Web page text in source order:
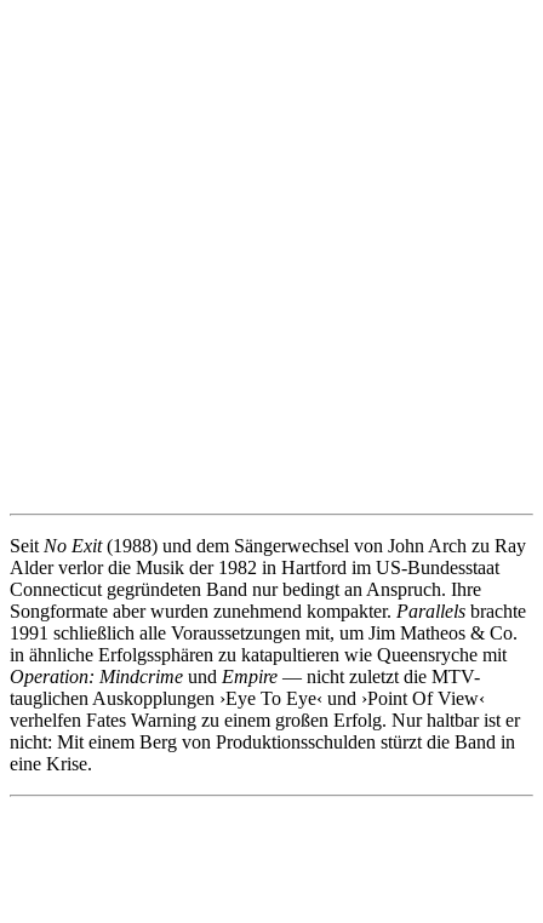
Seit No Exit(1988) und dem Sängerwechsel von John Arch zu Ray
Alder verlor die Musik der 1982 in Hartford im US-Bundesstaat
Connecticut gegründeten Band nur bedingt an Anspruch. Ihre
Songformate aber wurden zunehmend kompakter. Parallels brachte
1991 schließlich alle Voraussetzungen mit, um Jim Matheos & Co.
in ähnliche Erfolgssphären zu katapultieren wie Queensryche mit
Operation: Mindcrime und Empire — nicht zuletzt die MTV-
tauglichen Auskopplungen ›Eye To Eye‹ und ›Point Of View‹
verhelfen Fates Warning zu einem großen Erfolg. Nur haltbar ist er
nicht: Mit einem Berg von Produktionsschulden stürzt die Band in
eine Krise.